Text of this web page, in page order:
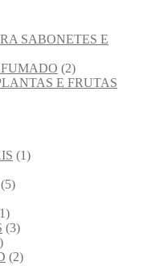
SABONETES E
(2)
E FRUTAS
(1)
(5)
(3)
(2)